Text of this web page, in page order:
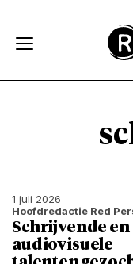
1 juli 2026
Hoofdredactie Red
Schrijvende en
audiovisuele